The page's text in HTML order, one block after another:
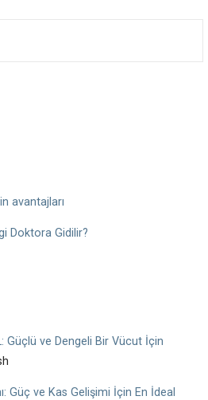
avantajları
Doktora Gidilir?
Güçlü ve Dengeli Bir Vücut İçin
Güç ve Kas Gelişimi İçin En İdeal